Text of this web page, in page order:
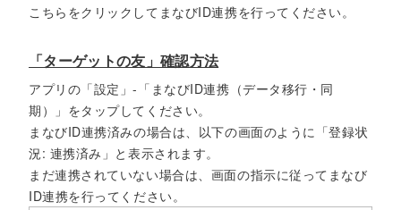
こちらをクリックしてまなびID連携を行ってください。
「ターゲットの友」確認方法
アプリの「設定」-「まなびID連携（データ移行・同
期）」をタップしてください。
まなびID連携済みの場合は、以下の画面のように「登録状
況: 連携済み」と表示されます。
まだ連携されていない場合は、画面の指示に従ってまなび
ID連携を行ってください。